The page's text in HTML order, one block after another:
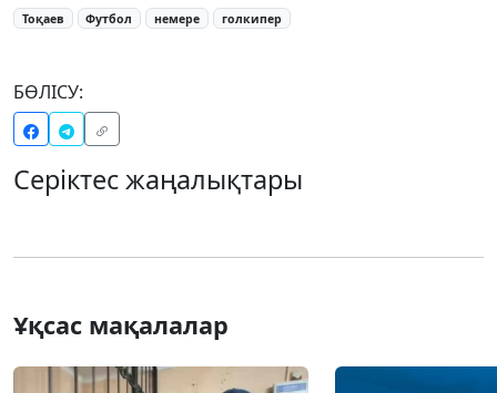
Тоқаев Футбол немере голкипер
БӨЛІСУ:
Серіктес жаңалықтары
Ұқсас мақалалар